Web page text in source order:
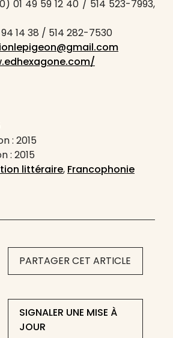
01 49 59 12 40 / 514 523-7993,
14 38 / 514 282-7530
: 2015
: 2015
littéraire, Francophonie
PARTAGER CET ARTICLE
SIGNALER UNE MISE À
JOUR